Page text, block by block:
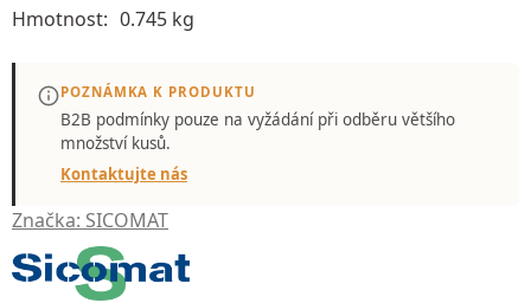
Značka: SICOMAT
Hmotnost: 0.745 kg
POZNÁMKA K PRODUKTU
B2B podmínky pouze na vyžádánípři odběru většího
množství kusů.
Kontaktujte nás